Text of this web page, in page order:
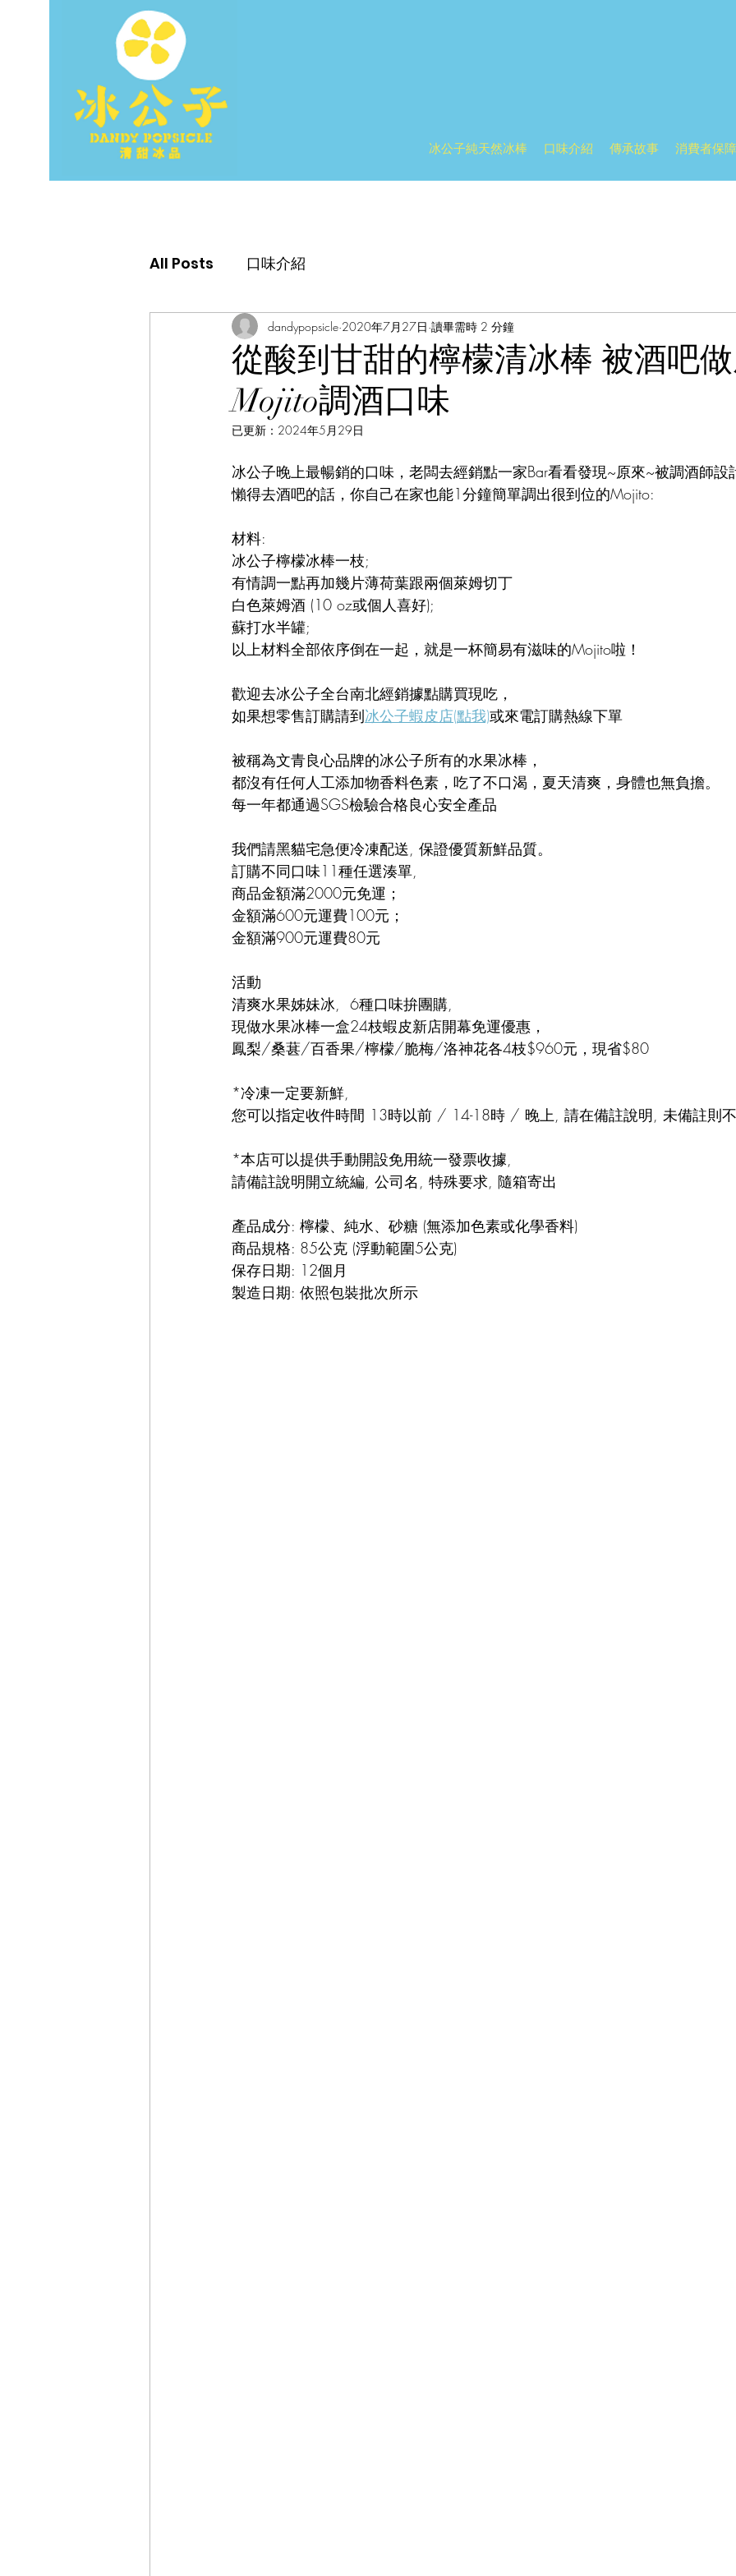
冰公子純天然冰棒 口味介紹 傳承故事 消費者保障
All Posts 口味介紹
從酸到甘甜的檸檬清冰棒 被酒吧
Mojito調酒口味
dandypopsicle 2020年7月27日 讀畢需時 2 分鐘
已更新： 2024年5月29日
冰公子晚上最暢銷的口味，老闆去經銷點一家Bar看看發現~原來~被調酒師設
懶得去酒吧的話，你自己在家也能1分鐘簡單調出很到位的Mojito:
材料:
冰公子檸檬冰棒一枝;
有情調一點再加幾片薄荷葉跟兩個萊姆切丁
白色萊姆酒 (10 oz或個人喜好);
蘇打水半罐;
以上材料全部依序倒在一起，就是一杯簡易有滋味的Mojito啦！
歡迎去冰公子全台南北經銷據點購買現吃，
如果想零售訂購請到冰公子蝦皮店(點我)或來電訂購熱線下單
被稱為文青良心品牌的冰公子所有的水果冰棒，
都沒有任何人工添加物香料色素，吃了不口渴，夏天清爽，身體也無負擔。
每一年都通過SGS檢驗合格良心安全產品
我們請黑貓宅急便冷凍配送, 保證優質新鮮品質。
訂購不同口味11種任選湊單,
商品金額滿2000元免運；
金額滿600元運費100元；
金額滿900元運費80元
活動
清爽水果姊妹冰,  6種口味拚團購,
現做水果冰棒一盒24枝蝦皮新店開幕免運優惠，
鳳梨/桑葚/百香果/檸檬/脆梅/洛神花各4枝$960元，現省$80
*冷凍一定要新鮮,
您可以指定收件時間 13時以前 / 14-18時 / 晚上, 請在備註說明, 未備註則
*本店可以提供手動開設免用統一發票收據,
請備註說明開立統編, 公司名, 特殊要求, 隨箱寄出
產品成分: 檸檬、純水、砂糖 (無添加色素或化學香料)
商品規格: 85公克 (浮動範圍5公克)
保存日期: 12個月
製造日期: 依照包裝批次所示